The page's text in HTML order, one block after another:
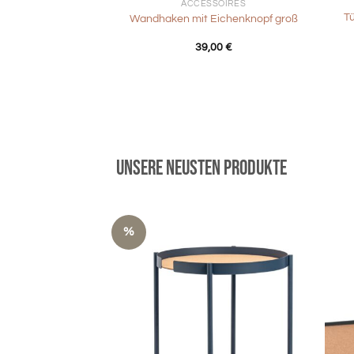
ACCESSOIRES
Wandhaken mit Eichenknopf groß
39,00 €
Unsere neusten Produkte
%